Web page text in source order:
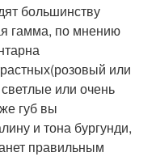
большинству
гамма, по мнению
или
или очень
губ вы
и тона бургунди,
правильным